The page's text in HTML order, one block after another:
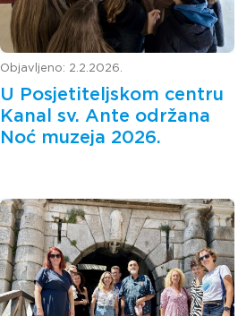
Objavljeno: 2.2.2026.
U Posjetiteljskom centru
Kanal sv. Ante održana
Noć muzeja 2026.